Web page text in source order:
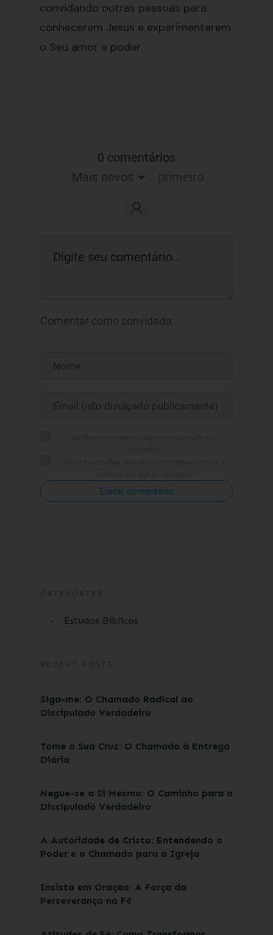
convidando outras pessoas para
conhecerem Jesus e experimentarem
o Seu amor e poder.
0 comentários
Mais novos
primeiro
Comentar como convidado:
Enviar comentário
Estudos Bíblicos
Siga-me: O Chamado Radical ao
Discipulado Verdadeiro
Tome a Sua Cruz: O Chamado à Entrega
Diária
Negue-se a Si Mesmo: O Caminho para o
Discipulado Verdadeiro
A Autoridade de Cristo: Entendendo o
Poder e o Chamado para a Igreja
Insista em Oração: A Força da
Perseverança na Fé